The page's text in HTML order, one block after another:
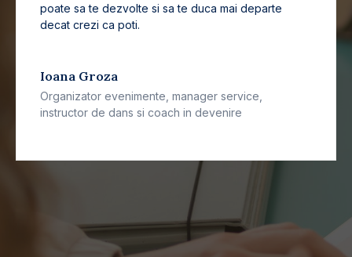
poate sa te dezvolte si sa te duca mai departe
decat crezi ca poti.
Ioana Groza
Organizator evenimente, manager service,
instructor de dans si coach in devenire